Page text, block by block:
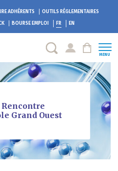
ADHÉRENTS
OUTILS RÉGLEMENTAIRES
BOURSE EMPLOI FR EN
MENU
Rencontre
Grand Ouest